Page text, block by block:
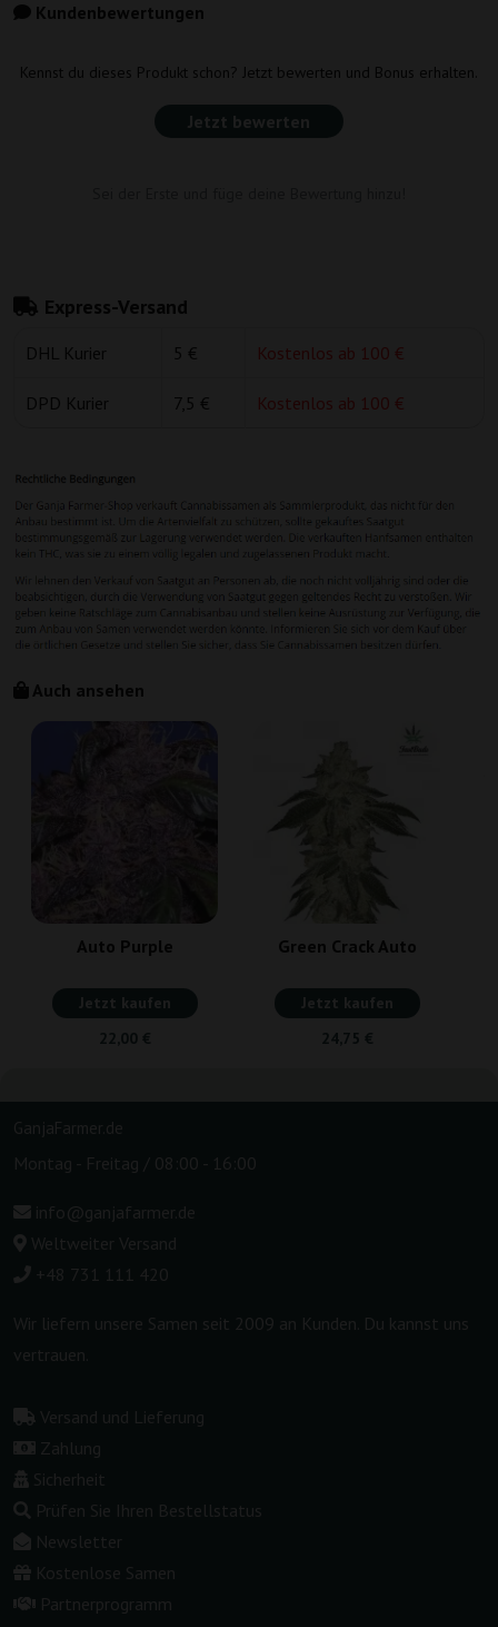
Kundenbewertungen
Kennst du dieses Produkt schon? Jetzt bewerten und Bonus erhalten.
Jetzt bewerten
Express-Versand
DHL Kurier 5 € Kostenlos ab 100 €
DPD Kurier 7,5 € Kostenlos ab 100 €
Auch ansehen
Auto Purple
Jetzt kaufen
22,00 €
Green Crack Auto
Jetzt kaufen
24,75 €
GanjaFarmer.de
Montag - Freitag / 08:00 - 16:00
info@ganjafarmer.de
Weltweiter Versand
+48 731 111 420
Wir liefern unsere Samen seit 2009 an Kunden. Du kannst uns
vertrauen.
Versand und Lieferung
Zahlung
Sicherheit
Prüfen Sie Ihren Bestellstatus
Newsletter
Kostenlose Samen
Partnerprogramm